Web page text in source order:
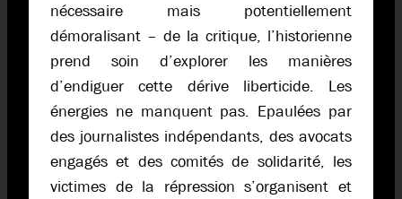
nécessaire mais potentiellement
démoralisant – de la critique, l’historienne
prend soin d’explorer les manières
d’endiguer cette dérive liberticide. Les
énergies ne manquent pas. Epaulées par
des journalistes indépendants, des avocats
engagés et des comités de solidarité, les
victimes de la répression s’organisent et